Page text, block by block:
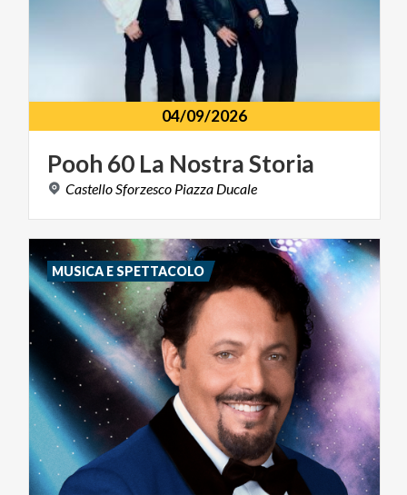
04/09/2026
Pooh 60 La NostraStoria
CastelloSforzesco Piazza Ducale
MUSICA E SPETTACOLO